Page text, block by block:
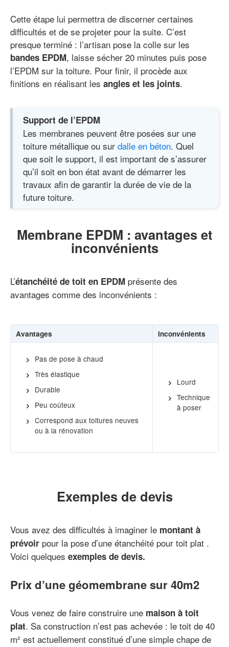
Cette étape lui permettra de discerner certaines
difficultés et de se projeter pour la suite. C’est
presque terminé : l’artisan pose la colle sur les
bandes EPDM, laisse sécher 20 minutes puis pose
l’EPDM sur la toiture. Pour finir, il procède aux
finitions en réalisant les angles et les joints.
Support de l’EPDM
Les membranes peuvent être posées sur une
toiture métallique ou sur dalle en béton. Quel
que soit le support, il est important de s’assurer
qu’il soit en bon état avant de démarrer les
travaux afin de garantir la durée de vie de la
future toiture.
Membrane EPDM : avantages et
inconvénients
L’étanchéité de toit en EPDM présente des
avantages comme des inconvénients :
Avantages Inconvénients
Pas de pose à chaud
Très élastique
Durable
Peu coûteux
Correspond aux toitures neuves
ou à la rénovation
Lourd
Technique
à poser
Exemples de devis
Vous avez des difficultés à imaginer le montant à
prévoir pour la pose d’une étanchéité pour toit plat .
Voici quelques exemples de devis.
Prix d’une géomembrane sur 40m2
Vous venez de faire construire une maison à toit
plat. Sa construction n’est pas achevée : le toit de 40
m² est actuellement constitué d’une simple chape de